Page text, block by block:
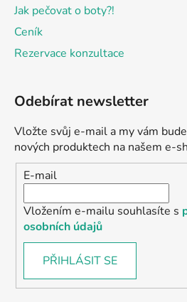
Jak pečovat o boty?!
Ceník
Rezervace konzultace
Odebírat newsletter
Vložte svůj e-mail a my vám
nových produktech na našem e-
E-mail
Vložením e-mailu souhlasíte s
osobních údajů
PŘIHLÁSIT SE